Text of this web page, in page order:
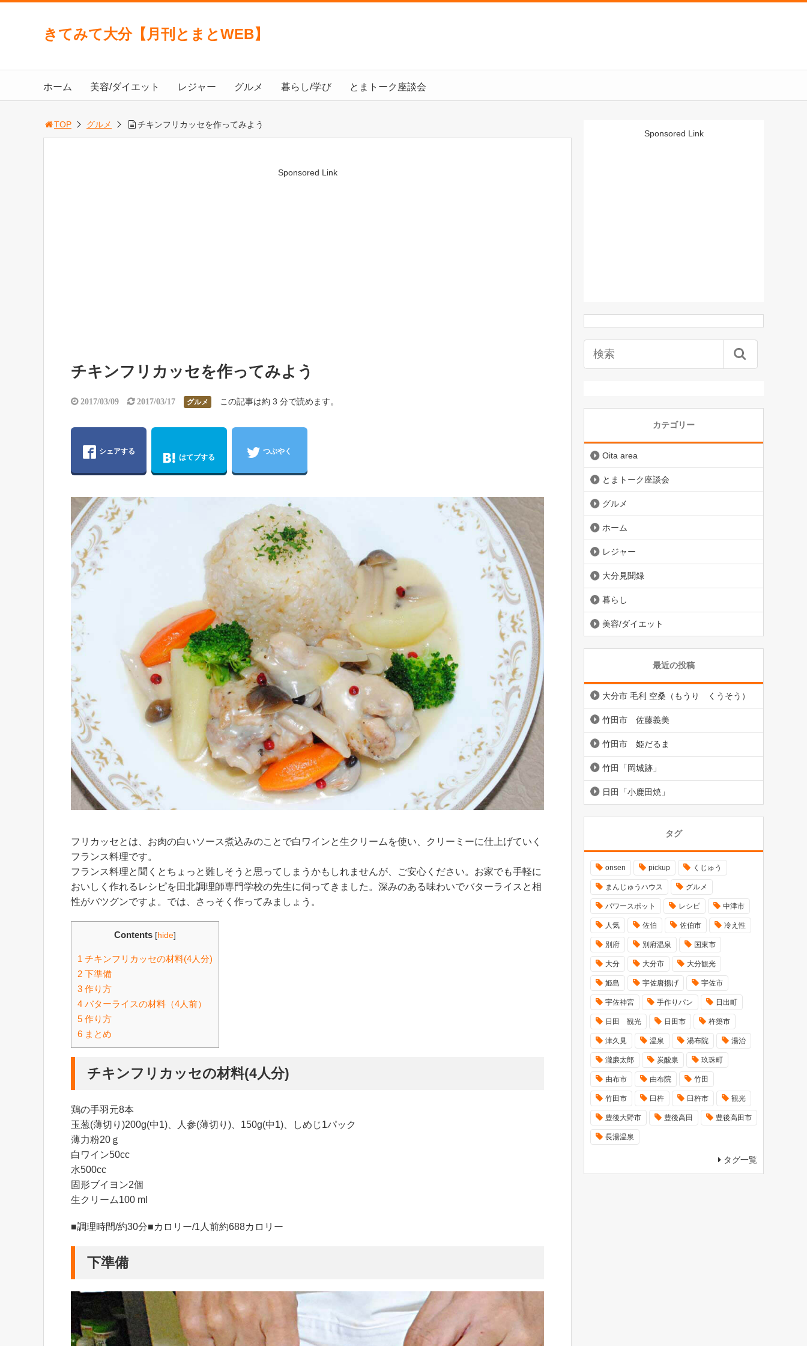
きてみて大分【月刊とまとWEB】
ホーム 美容/ダイエット レジャー グルメ 暮らし/学び とまトーク座談会
TOP グルメ チキンフリカッセを作ってみよう
Sponsored Link
チキンフリカッセを作ってみよう
2017/03/09 2017/03/17 グルメ この記事は約 3 分で読めます。
シェアする
はてブする
つぶやく
フリカッセとは、お肉の白いソース煮込みのことで白ワインと生クリームを使い、クリーミーに仕上げていく
フランス料理です。
フランス料理と聞くとちょっと難しそうと思ってしまうかもしれませんが、ご安心ください。お家でも手軽に
おいしく作れるレシピを田北調理師専門学校の先生に伺ってきました。深みのある味わいでバターライスと相
性がバツグンですよ。では、さっそく作ってみましょう。
Contents [hide]
1 チキンフリカッセの材料(4人分)
2 下準備
3 作り方
4 バターライスの材料（4人前）
5 作り方
6 まとめ
チキンフリカッセの材料(4人分)
鶏の手羽元8本
玉葱(薄切り)200g(中1)、人参(薄切り)、150g(中1)、しめじ1パック
薄力粉20ｇ
白ワイン50cc
水500cc
固形ブイヨン2個
生クリーム100 ml
■調理時間/約30分■カロリー/1人前約688カロリー
下準備
Sponsored Link
カテゴリー
Oita area
とまトーク座談会
グルメ
ホーム
レジャー
大分見聞録
暮らし
美容/ダイエット
最近の投稿
大分市 毛利 空桑（もうり くうそう）
竹田市 佐藤義美
竹田市 姫だるま
竹田「岡城跡」
日田「小鹿田焼」
タグ
onsen pickup くじゅう
まんじゅうハウス グルメ
パワースポット レシピ 中津市
人気 佐伯 佐伯市 冷え性
別府 別府温泉 国東市
大分 大分市 大分観光
姫島 宇佐唐揚げ 宇佐市
宇佐神宮 手作りパン 日出町
日田 観光 日田市 杵築市
津久見 温泉 湯布院 湯治
瀧廉太郎 炭酸泉 玖珠町
由布市 由布院 竹田
竹田市 臼杵 臼杵市 観光
豊後大野市 豊後高田 豊後高田市
長湯温泉
タグ一覧